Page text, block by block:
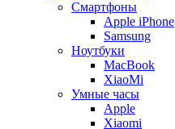
Cмартфоны
Apple iPhone
Samsung
Ноутбуки
MacBook
XiaoMi
Умные часы
Apple
Xiaomi